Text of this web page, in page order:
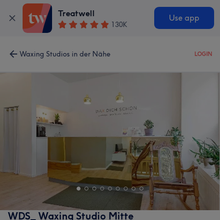
Treatwell
130K
Use app
Waxing Studios in der Nähe LOGIN
WDS_ Waxing Studio Mitte